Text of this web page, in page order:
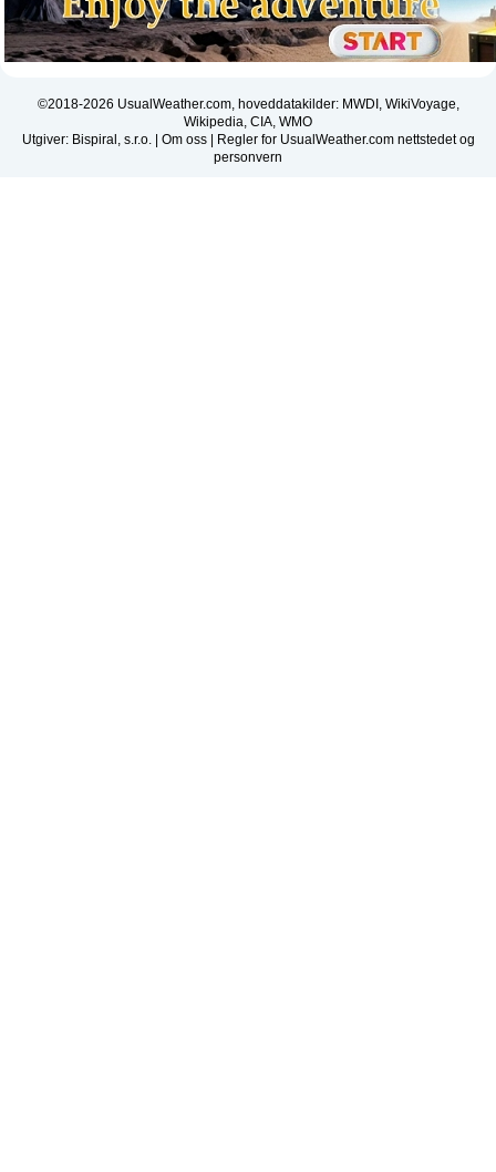
©2018-2026 UsualWeather.com, hoveddatakilder: MWDI, WikiVoyage,
Wikipedia, CIA, WMO
Utgiver: Bispiral, s.r.o. | Om oss| Regler for UsualWeather.com nettstedet og
personvern